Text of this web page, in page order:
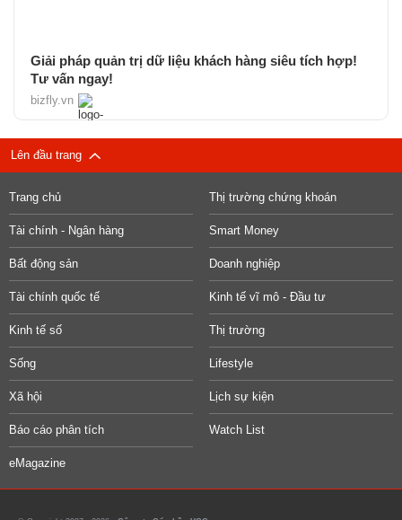
Giải pháp quản trị dữ liệu khách hàng siêu tích hợp!
Tư vấn ngay!
bizfly.vn
Lên đầu trang
Trang chủ Thị trường chứng khoán
Tài chính - Ngân hàng Smart Money
Bất động sản Doanh nghiệp
Tài chính quốc tế Kinh tế vĩ mô - Đầu tư
Kinh tế số Thị trường
Sống Lifestyle
Xã hội Lịch sự kiện
Báo cáo phân tích Watch List
eMagazine